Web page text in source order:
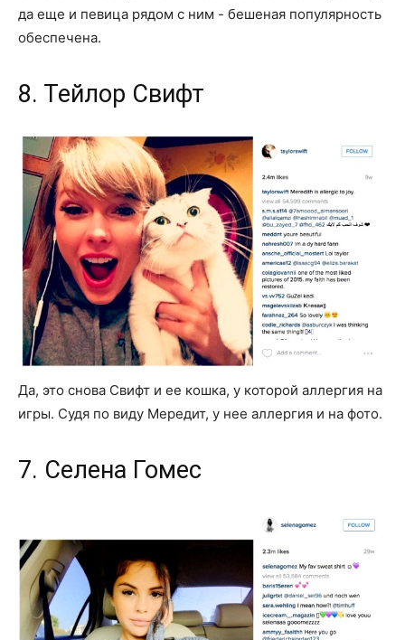
да еще и певица рядом с ним - бешеная популярность
обеспечена.
8. Тейлор Свифт
Да, это снова Свифт и ее кошка, у которой аллергия на
игры. Судя по виду Мередит, у нее аллергия и на фото.
7. Селена Гомес